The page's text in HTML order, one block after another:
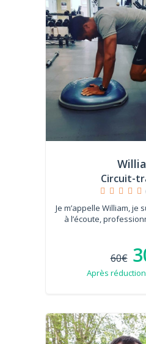
Circuit-
Je m’appelle William, je
à l’écoute,
60€
Après